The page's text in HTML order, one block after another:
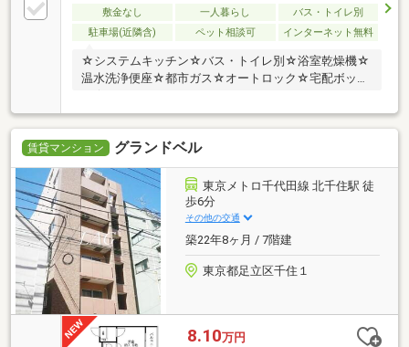
敷金なし 一人暮らし
バス・トイレ別
駐車場(近隣含)
ペット相談可 インターネット無料
☆システムキッチン☆バス・トイレ別☆浴室乾燥機☆
温水洗浄便座☆都市ガス☆オートロック☆宅配ボック
ス☆
賃貸マンション グランドベル
東京メトロ千代田線 北千住駅 徒
歩6分
その他の交通
築22年8ヶ月 / 7階建
東京都足立区千住１
8.10万円